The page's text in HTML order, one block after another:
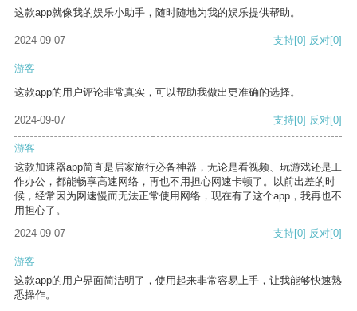
这款app就像我的娱乐小助手，随时随地为我的娱乐提供帮助。
2024-09-07 支持[0] 反对[0]
游客
这款app的用户评论非常真实，可以帮助我做出更准确的选择。
2024-09-07 支持[0] 反对[0]
游客
这款加速器app简直是居家旅行必备神器，无论是看视频、玩游戏还是工
作办公，都能畅享高速网络，再也不用担心网速卡顿了。以前出差的时
候，经常因为网速慢而无法正常使用网络，现在有了这个app，我再也不
用担心了。
2024-09-07
支持[0] 反对[0]
游客
这款app的用户界面简洁明了，使用起来非常容易上手，让我能够快速熟
悉操作。